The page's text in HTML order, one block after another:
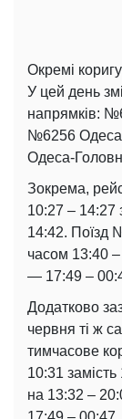
Окремі
У цей день
напрямків:
№6256
Одеса-
Зокрема,
10:27 – 14:27
14:42. Поїзд
часом 13:40
— 17:49 –
Додатково
червня ті ж
тимчасове
10:31
на 13:32 –